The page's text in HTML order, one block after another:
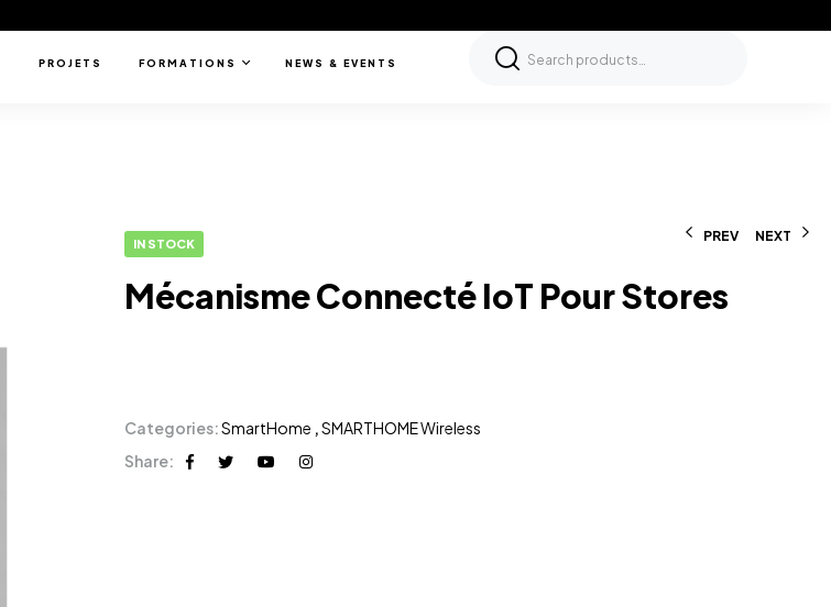
PROJETS FORMATIONS NEWS & EVENTS
PREV NEXT
IN STOCK
Mécanisme Connecté IoT Pour Stores
Categories:SmartHome ,SMARTHOME Wireless
Share: